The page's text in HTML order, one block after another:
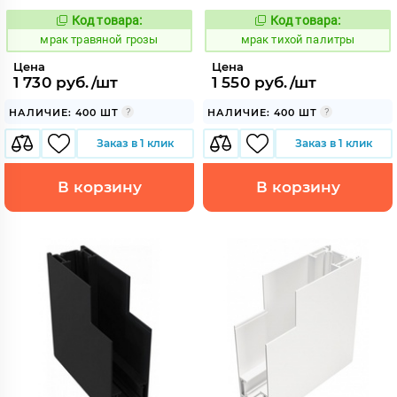
Код:
1059769
Код товара:
мрак травяной грозы
Цена
1 730 руб./шт
НАЛИЧИЕ: 400 ШТ
Заказ в 1 клик
В корзину
Код:
1059566
Код товара:
мрак тихой палитры
Цена
1 550 руб./шт
НАЛИЧИЕ: 400 ШТ
Заказ в 1 клик
В корзину